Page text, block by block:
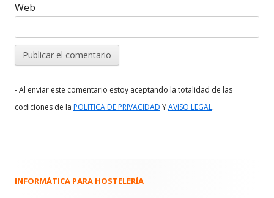
Web
- Al enviar este comentario estoy aceptando la totalidad de las
codiciones de la POLITICA DE PRIVACIDAD YAVISO LEGAL.
Barra
INFORMÁTICA PARA HOSTELERÍA